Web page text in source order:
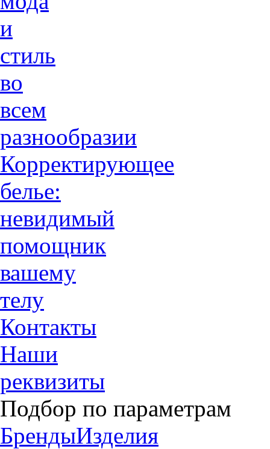
и
стиль
во
всем
разнообразии
Корректирующее
белье:
невидимый
помощник
вашему
телу
Контакты
Наши
реквизиты
Подбор по параметрам
БрендыИзделия